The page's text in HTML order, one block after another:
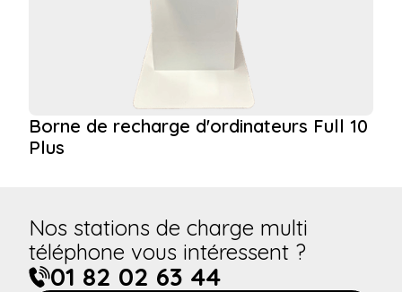
Borne de recharge d'ordinateurs Full 10
Plus
Nos stations de charge multi
téléphone vous intéressent ?
01 82 02 63 44